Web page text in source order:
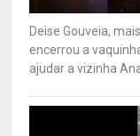
Deise Gouveia,
encerrou a
ajudar a vizinha Ana